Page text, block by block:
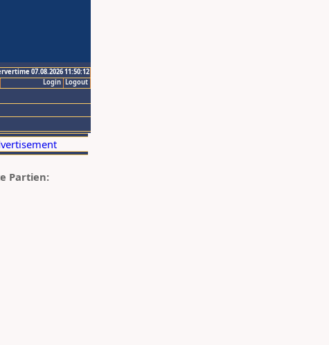
07.08.2026 11:50:12
Logout
Login
Partien: